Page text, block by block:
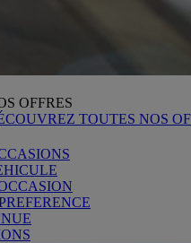
OFFRES
TOUTES NOS